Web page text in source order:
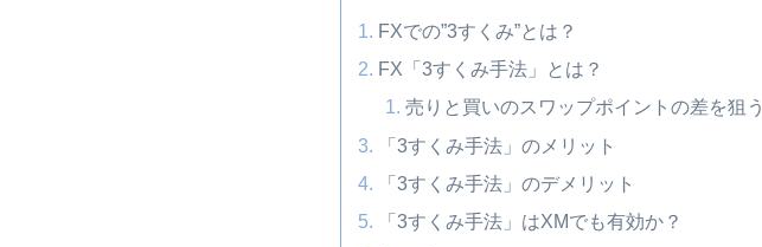
FXでの”3すくみ”とは？
FX「3すくみ手法」とは？
売りと買いのスワップポイントの差を狙う
「3すくみ手法」のメリット
「3すくみ手法」のデメリット
「3すくみ手法」はXMでも有効か？